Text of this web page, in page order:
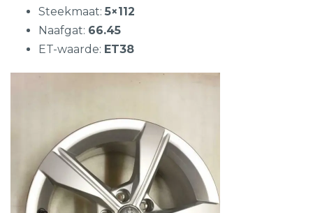
Steekmaat: 5×112
Naafgat: 66.45
ET-waarde: ET38